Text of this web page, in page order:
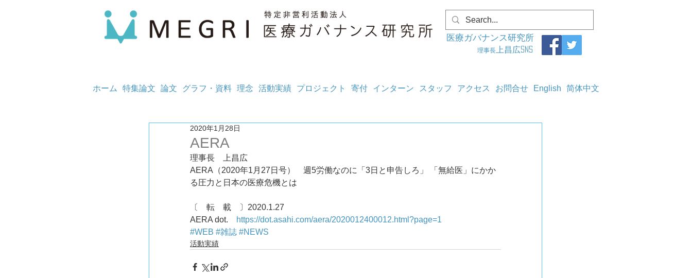
医療ガバナンス研究所
理事長 上昌広SNS
ホーム 特集論文 論文 グラフ・資料 理念 活動実績 プロジェクト 寄付 インターン スタッフ アクセス お問合せ English 简体中文
AERA
2020年1月28日
理事長　上昌広
AERA（2020年1月27日号）　週5労働なのに「3日と申告しろ」 「無給医」にかか
る圧力と日本の医療危機とは
〔　転　載　〕2020.1.27
AERA dot.
https://dot.asahi.com/aera/2020012400012.html?page=1
#WEB #雑誌 #NEWS
活動実績